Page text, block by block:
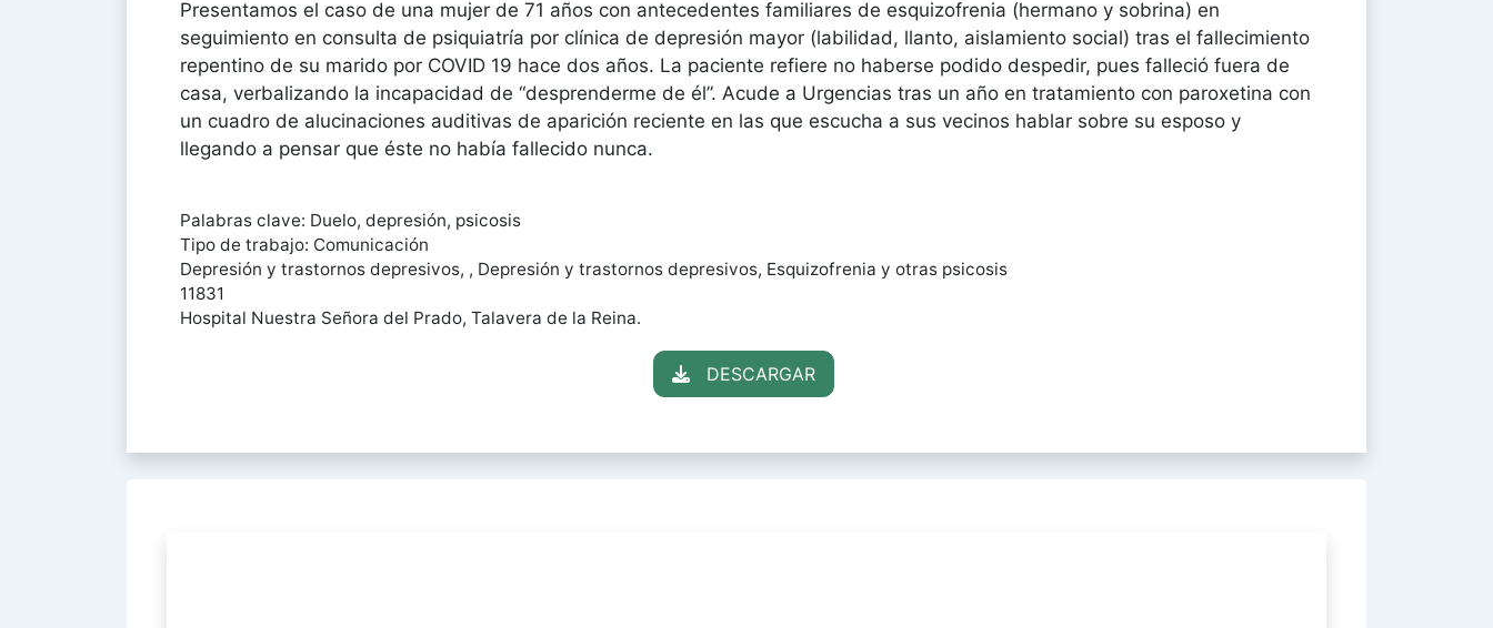
Presentamos el caso de una mujer de 71 años con antecedentes familiares de esquizofrenia (hermano y sobrina) en
seguimiento en consulta de psiquiatría por clínica de depresión mayor (labilidad, llanto, aislamiento social) tras el fallecimiento
repentino de su marido por COVID 19 hace dos años. La paciente refiere no haberse podido despedir, pues falleció fuera de
casa, verbalizando la incapacidad de “desprenderme de él”. Acude a Urgencias tras un año en tratamiento con paroxetina con
un cuadro de alucinaciones auditivas de aparición reciente en las que escucha a sus vecinos hablar sobre su esposo y
llegando a pensar que éste no había fallecido nunca.
Palabras clave: Duelo, depresión, psicosis
Tipo de trabajo: Comunicación
Depresión y trastornos depresivos, , Depresión y trastornos depresivos, Esquizofrenia y otras psicosis
11831
Hospital Nuestra Señora del Prado, Talavera de la Reina.
DESCARGAR